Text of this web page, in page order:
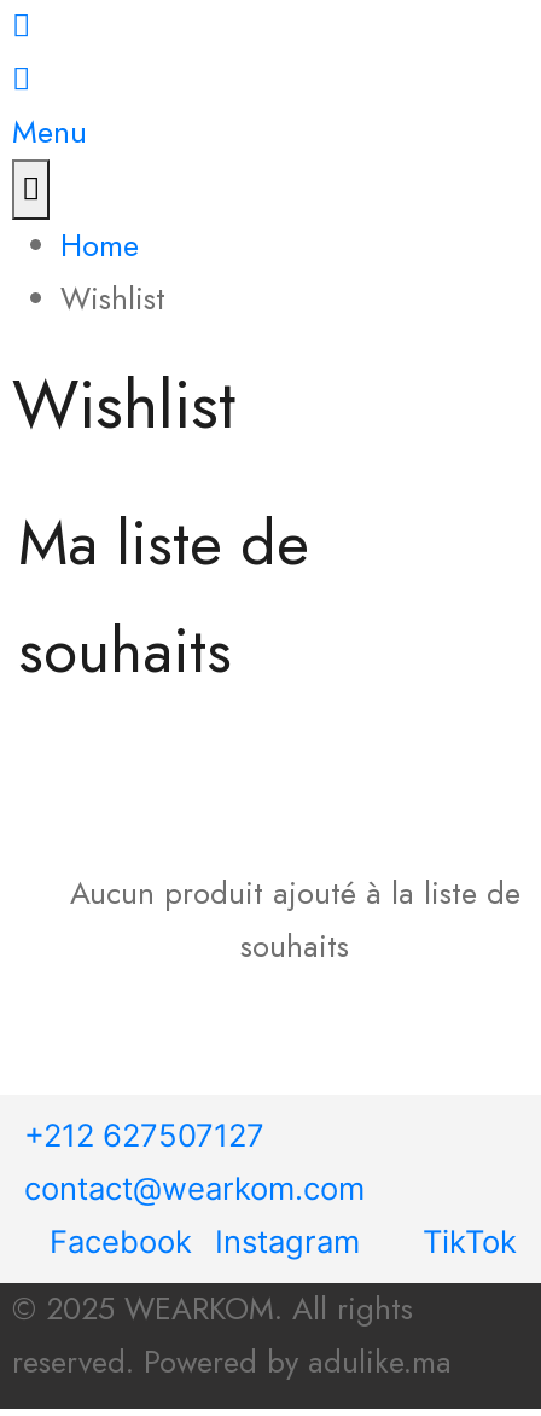
Menu
Home
Wishlist
Wishlist
Ma liste de
souhaits
Aucun produit ajouté à la liste de
souhaits
+212 627507127
contact@wearkom.com
Facebook
Instagram TikTok
© 2025 WEARKOM. All rights
reserved. Powered by adulike.ma